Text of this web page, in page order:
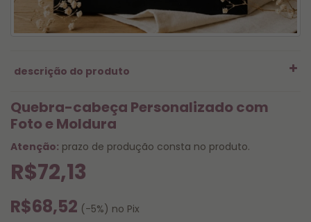
descrição do produto
Quebra-cabeça Personalizado com
Foto e Moldura
Atenção: prazo de produção consta no produto.
R$72,13
R$68,52 (-5%) no Pix